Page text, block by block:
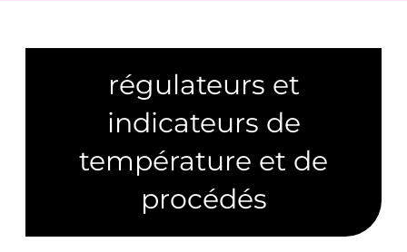
régulateurs et
indicateurs de
température et de
procédés